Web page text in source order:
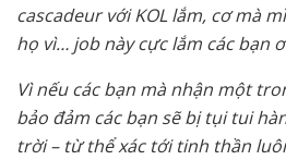
cascadeur với KOL lắm, cơ mà
họ vì… job này cực lắm các bạn
Vì nếu các bạn mà nhận một
bảo đảm các bạn sẽ bị tụi tui
trời – từ thể xác tới tinh thần